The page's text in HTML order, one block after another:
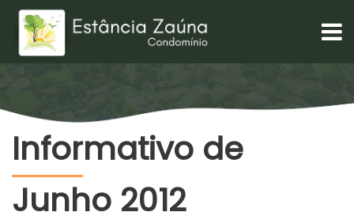
Informativo de
Junho 2012